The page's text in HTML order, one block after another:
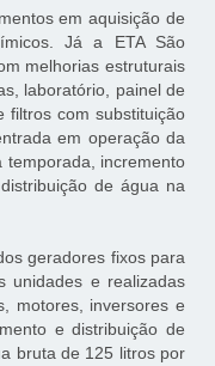
em aquisição de
Já a ETA São
melhorias estruturais
laboratório, painel de
filtros com substituição
em operação da
temporada, incremento
de água na
geradores fixos para
unidades e realizadas
motores, inversores e
e distribuição de
bruta de 125 litros por